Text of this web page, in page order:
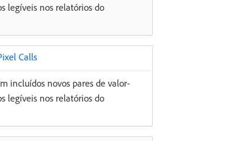
legíveis nos relatórios do
Calls
incluídos novos pares de valor-
legíveis nos relatórios do